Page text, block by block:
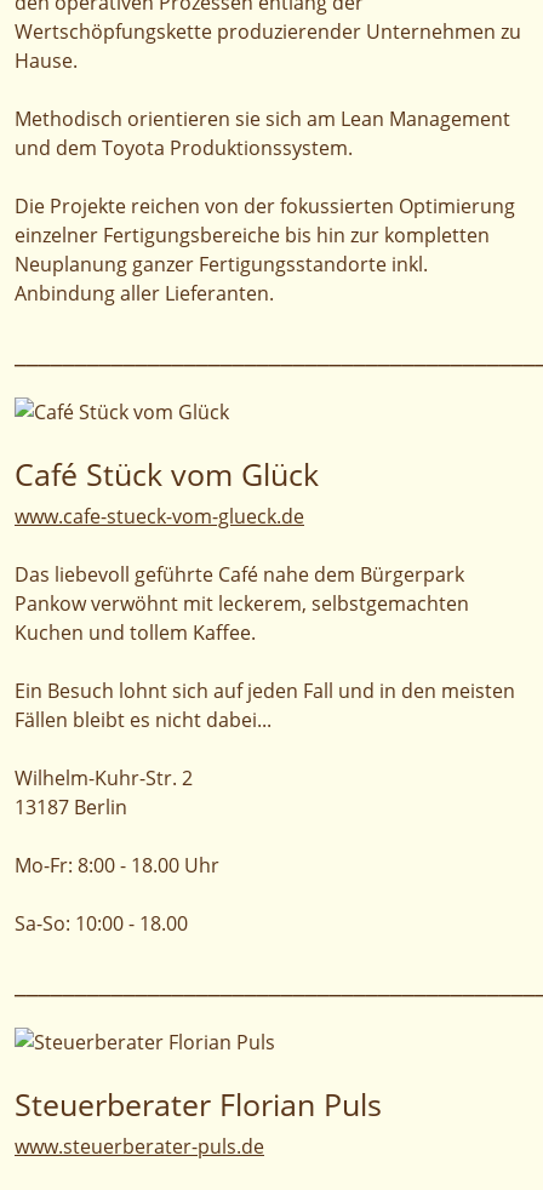
Wertschöpfungskette produzierender Unternehmen zu
Hause.
Methodisch orientieren sie sich am Lean Management
und dem Toyota Produktionssystem.
Die Projekte reichen von der fokussierten Optimierung
einzelner Fertigungsbereiche bis hin zur kompletten
Neuplanung ganzer Fertigungsstandorte inkl.
Anbindung aller Lieferanten.
Café Stück vom Glück
www.cafe-stueck-vom-glueck.de
Das liebevoll geführte Café nahe dem Bürgerpark
Pankow verwöhnt mit leckerem, selbstgemachten
Kuchen und tollem Kaffee.
Ein Besuch lohnt sich auf jeden Fall und in den meisten
Fällen bleibt es nicht dabei...
Wilhelm-Kuhr-Str. 2
13187 Berlin
Mo-Fr: 8:00 - 18.00 Uhr
Sa-So: 10:00 - 18.00
Steuerberater Florian Puls
www.steuerberater-puls.de